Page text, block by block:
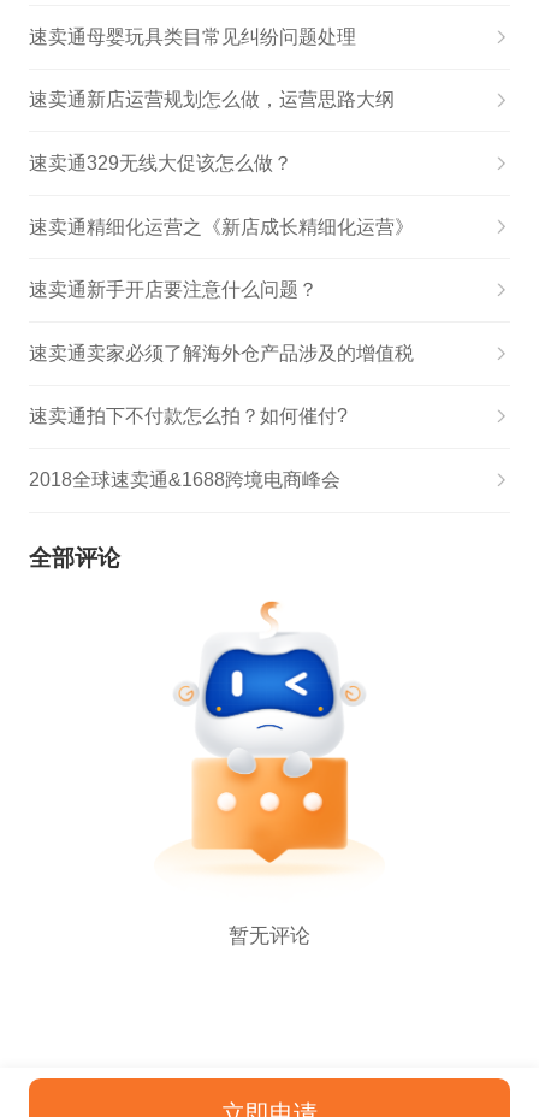
速卖通母婴玩具类目常见纠纷问题处理
速卖通新店运营规划怎么做，运营思路大纲
​速卖通329无线大促该怎么做？
速卖通精细化运营之《新店成长精细化运营》
速卖通新手开店要注意什么问题？
速卖通卖家必须了解海外仓产品涉及的增值税
速卖通拍下不付款怎么拍？如何催付?
2018全球速卖通&1688跨境电商峰会
全部评论
暂无评论